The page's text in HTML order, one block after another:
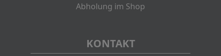
Abholung im Shop
KONTAKT